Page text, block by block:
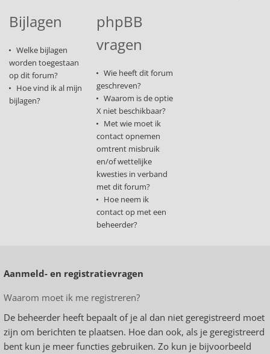
Bijlagen
Welke bijlagen
worden toegestaan
op dit forum?
Hoe vind ik al mijn
bijlagen?
phpBB
vragen
Wie heeft dit forum
geschreven?
Waarom is de optie
X niet beschikbaar?
Met wie moet ik
contact opnemen
omtrent misbruik
en/of wettelijke
kwesties in verband
met dit forum?
Hoe neem ik
contact op met een
beheerder?
Aanmeld- en registratievragen
Waarom moet ik me registreren?
De beheerder heeft bepaalt of je al dan niet geregistreerd moet
zijn om berichten te plaatsen. Hoe dan ook, als je geregistreerd
bent kun je meer functies gebruiken. Zo kun je bijvoorbeeld